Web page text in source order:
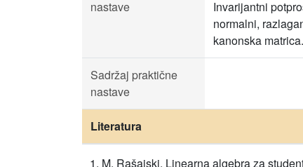
nastave
Invarijantni
normalni,
kanonska matrica.
Sadržaj praktične
nastave
Literatura
M. Rašajski, Linearna algebra za